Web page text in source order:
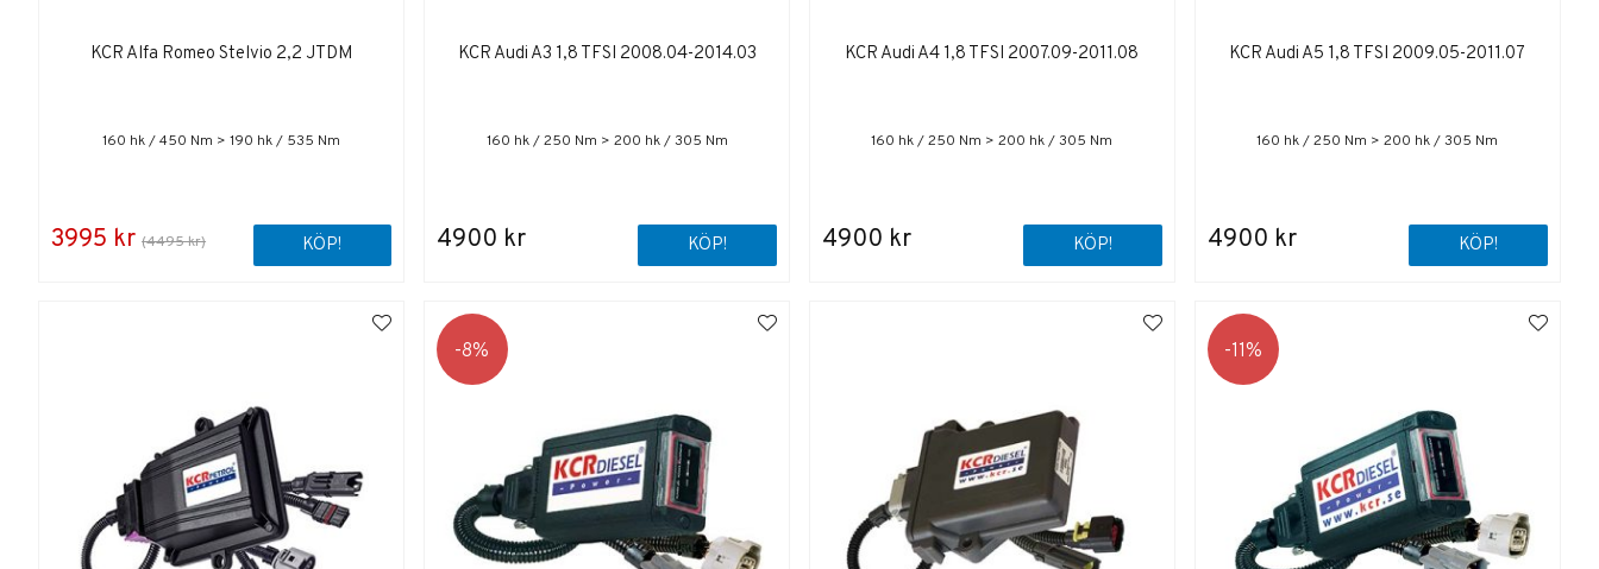
KCR Alfa Romeo Stelvio 2,2 JTDM
160 hk / 450 Nm > 190 hk / 535 Nm
3995 kr (4495 kr) KÖP!
KCR Audi A3 1,8 TFSI 2008.04-2014.03
160 hk / 250 Nm > 200 hk / 305 Nm
4900 kr KÖP!
KCR Audi A4 1,8 TFSI 2007.09-2011.08
160 hk / 250 Nm > 200 hk / 305 Nm
4900 kr KÖP!
KCR Audi A5 1,8 TFSI 2009.05-2011.07
160 hk / 250 Nm > 200 hk / 305 Nm
4900 kr KÖP!
8 11